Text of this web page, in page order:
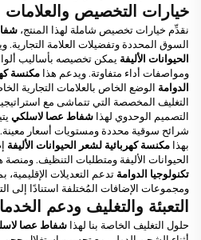
خيارات التخصيص والعلامات
نقدِّم خيارات تخصيص شاملة لهذا المنتج،
السوق المحددة وتفضيلات العلامة التجارية.
الحيوانات الأليفة يمكن تخصيصه بأساليب
ومواصفات أداء متفاوتة. ويدعم هذا مكنسة
الدوامة
التغليف المخصصة التي تتماشى مع
التصميم الوحدوي لهذا شفاط عصا لاسلكي
شرائح سوقية محددة ومستويات أسعار
بهذا مكنسة كهربائية لشعر الحيوانات الأليفة
الحيوانات الأليفة ومتطلبات التنظيف. ومنصة
تكنولوجيا الدوامة تدعم التعديلات
ومجموعات الإضافات المُختلفة استنادًا إلى
التعبئة والتغليف ودعم
حلول التغليف الخاصة بنا لهذا شفاط عصا